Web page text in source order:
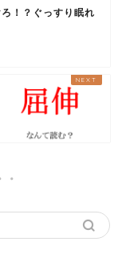
！？ぐっすり眠れ